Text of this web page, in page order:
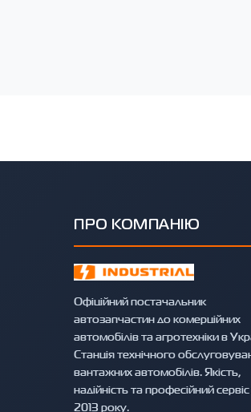
ПРО КОМПАНІЮ
Офіційний постачальник
автозапчастин до комерційних
автомобілів та агротехніки в
Станція технічного
вантажних автомобілів. Якість,
надійність та професійний
2013 року.